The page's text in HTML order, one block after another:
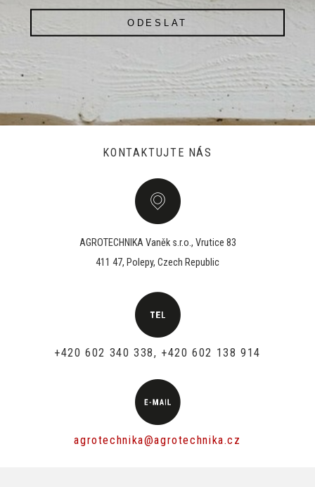
ODESLAT
KONTAKTUJTE NÁS
AGROTECHNIKA Vaněk s.r.o., Vrutice 83
411 47, Polepy, Czech Republic
+420 602 340 338, +420 602 138 914
agrotechnika@agrotechnika.cz